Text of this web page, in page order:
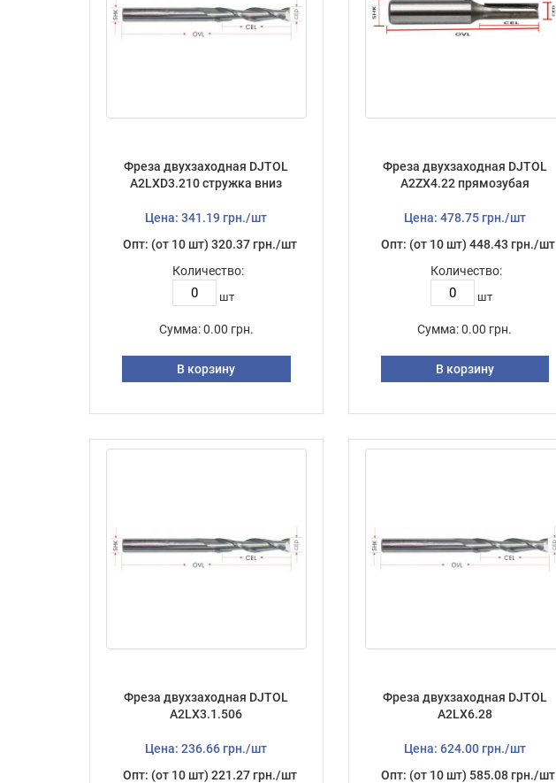
Фреза двухзаходная DJTOL
A2LXD3.210 стружка вниз
Цена: 341.19 грн./шт
Опт: (от 10 шт) 320.37 грн./шт
Количество:
шт
Сумма: 0.00 грн.
В корзину
Фреза двухзаходная DJTOL
A2ZX4.22 прямозубая
Цена: 478.75 грн./шт
Опт: (от 10 шт) 448.43 грн./шт
Количество:
шт
Сумма: 0.00 грн.
В корзину
Фреза двухзаходная DJTOL
А2LX3.1.506
Цена: 236.66 грн./шт
Опт: (от 10 шт) 221.27 грн./шт
Фреза двухзаходная DJTOL
А2LX6.28
Цена: 624.00 грн./шт
Опт: (от 10 шт) 585.08 грн./шт